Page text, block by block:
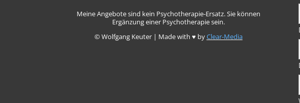
Meine Angebote sind kein Psychotherapie-Ersatz. Sie können
Ergänzung einer Psychotherapie sein.
© Wolfgang Keuter | Made with ♥ byClear-Media